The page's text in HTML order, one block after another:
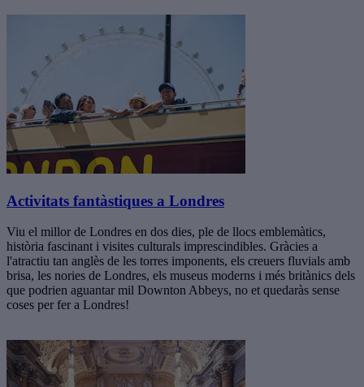
Activitats fantàstiques a Londres
Viu el millor de Londres en dos dies, ple de llocs emblemàtics,
història fascinant i visites culturals imprescindibles. Gràcies a
l'atractiu tan anglès de les torres imponents, els creuers fluvials amb
brisa, les nories de Londres, els museus moderns i més britànics dels
que podrien aguantar mil Downton Abbeys, no et quedaràs sense
coses per fer a Londres!